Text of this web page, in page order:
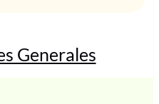
Generales